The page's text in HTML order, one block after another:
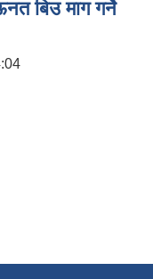
बिउ माग गर्ने